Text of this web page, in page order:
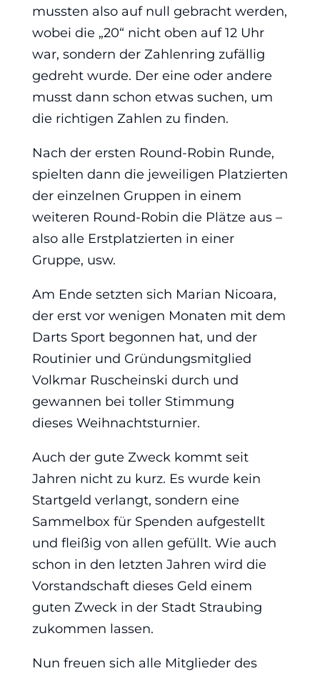
mussten also auf null gebracht werden,
wobei die „20“ nicht oben auf 12 Uhr
war, sondern der Zahlenring zufällig
gedreht wurde. Der eine oder andere
musst dann schon etwas suchen, um
die richtigen Zahlen zu finden.
Nach der ersten Round-Robin Runde,
spielten dann die jeweiligen Platzierten
der einzelnen Gruppen in einem
weiteren Round-Robin die Plätze aus –
also alle Erstplatzierten in einer
Gruppe, usw.
Am Ende setzten sich Marian Nicoara,
der erst vor wenigen Monaten mit dem
Darts Sport begonnen hat, und der
Routinier und Gründungsmitglied
Volkmar Ruscheinski durch und
gewannen bei toller Stimmung
dieses Weihnachtsturnier.
Auch der gute Zweck kommt seit
Jahren nicht zu kurz. Es wurde kein
Startgeld verlangt, sondern eine
Sammelbox für Spenden aufgestellt
und fleißig von allen gefüllt. Wie auch
schon in den letzten Jahren wird die
Vorstandschaft dieses Geld einem
guten Zweck in der Stadt Straubing
zukommen lassen.
Nun freuen sich alle Mitglieder des